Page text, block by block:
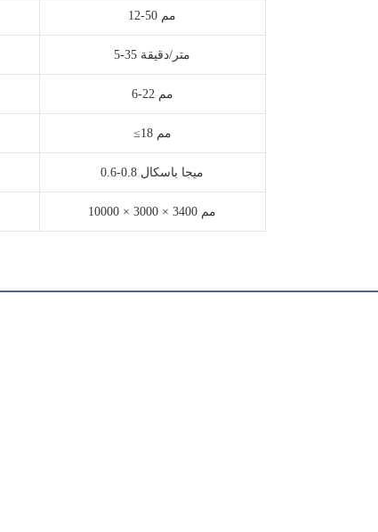
12-50 مم
5-35 متر/دقيقة
6-22 مم
≤18 مم
0.6-0.8 ميجا باسكال
10000 × 3000 × 3400 مم